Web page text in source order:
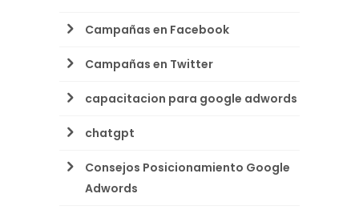
Campañas en Facebook
Campañas en Twitter
capacitacion para google adwords
chatgpt
Consejos Posicionamiento Google
Adwords